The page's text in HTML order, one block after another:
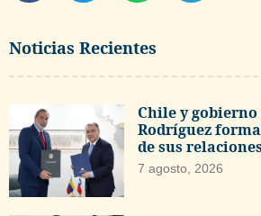
Noticias Recientes
Chile y gobierno
Rodríguez
de sus
7 agosto, 2026